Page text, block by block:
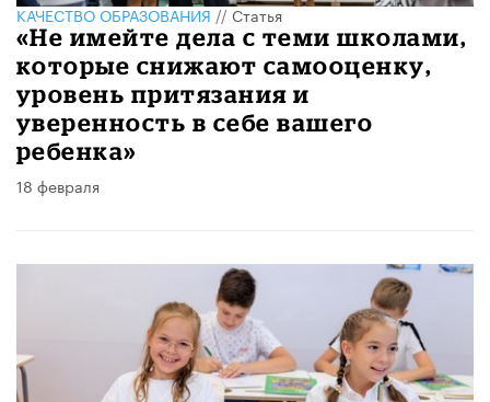
КАЧЕСТВО ОБРАЗОВАНИЯ//Статья
«Не имейте дела с теми школами,
которые снижают самооценку,
уровень притязания и
уверенность в себе вашего
ребенка»
18 февраля